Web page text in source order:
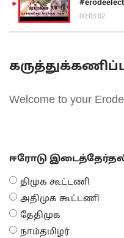
00:03:02
Welcome to your
ஈரோடு
திமுக கூட்டணி
அதிமுக கூட்டணி
தேதிமுக
நாம்தமிழர்